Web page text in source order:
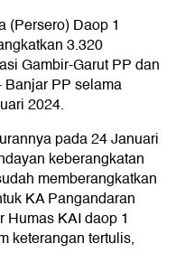
(Persero) Daop 1
3.320
Gambir-Garut PP dan
PP selama
2024.
pada 24 Januari
keberangkatan
memberangkatkan
KA Pangandaran
Humas KAI daop 1
keterangan tertulis,